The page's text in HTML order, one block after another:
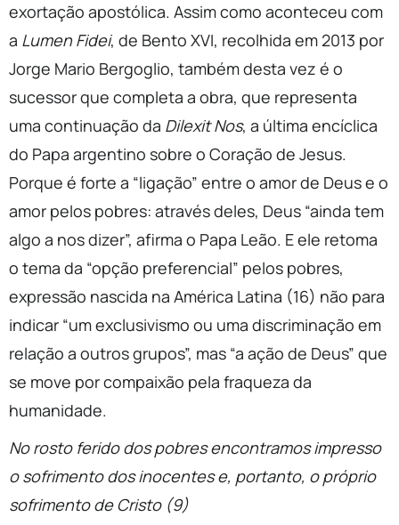
exortação apostólica. Assim como aconteceu com
a Lumen Fidei, de Bento XVI, recolhida em 2013 por
Jorge Mario Bergoglio, também desta vez é o
sucessor que completa a obra, que representa
uma continuação da Dilexit Nos, a última encíclica
do Papa argentino sobre o Coração de Jesus.
Porque é forte a “ligação” entre o amor de Deus e o
amor pelos pobres: através deles, Deus “ainda tem
algo a nos dizer”, afirma o Papa Leão. E ele retoma
o tema da “opção preferencial” pelos pobres,
expressão nascida na América Latina (16) não para
indicar “um exclusivismo ou uma discriminação em
relação a outros grupos”, mas “a ação de Deus” que
se move por compaixão pela fraqueza da
humanidade.
No rosto ferido dos pobres encontramos impresso
o sofrimento dos inocentes e, portanto, o próprio
sofrimento de Cristo (9)